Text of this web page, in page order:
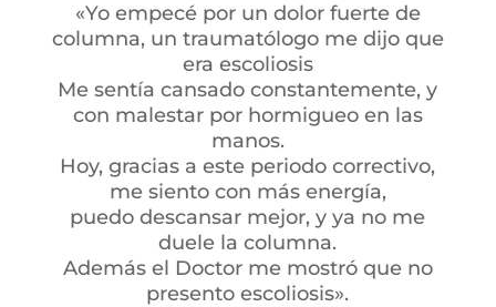
«Yo empecé por un dolor fuerte de
columna, un traumatólogo me dijo que
era escoliosis
Me sentía cansado constantemente, y
con malestar por hormigueo en las
manos.
Hoy, gracias a este periodo correctivo,
me siento con más energía,
puedo descansar mejor, y ya no me
duele la columna.
Además el Doctor me mostró que no
presento escoliosis».